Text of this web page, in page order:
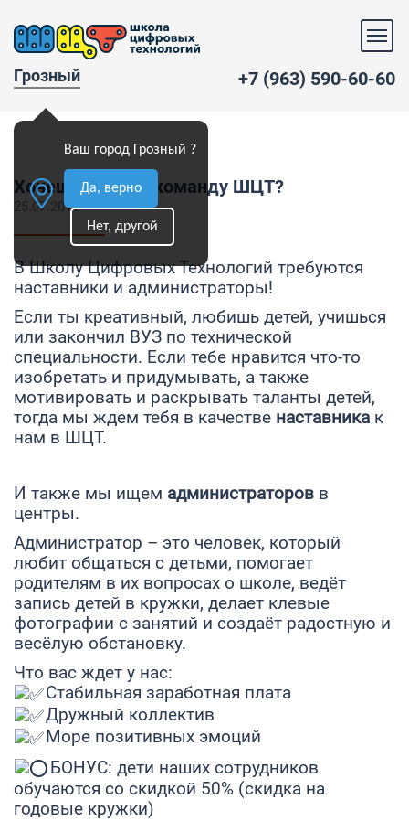
Грозный
Ваш город Грозный ?
Да, верно
Нет, другой
+7 (963) 590-60-60
Хочешь к нам в команду ШЦТ?
25.07.2019
В Школу Цифровых Технологий требуются
наставники и администраторы!
Если ты креативный, любишь детей, учишься
или закончил ВУЗ по технической
специальности. Если тебе нравится что-то
изобретать и придумывать, а также
мотивировать и раскрывать таланты детей,
тогда мы ждем тебя в качестве наставника к
нам в ШЦТ.
И также мы ищем администраторов в
центры.
Администратор – это человек, который
любит общаться с детьми, помогает
родителям в их вопросах о школе, ведёт
запись детей в кружки, делает клевые
фотографии с занятий и создаёт радостную и
весёлую обстановку.
Что вас ждет у нас:
Стабильная заработная плата
Дружный коллектив
Море позитивных эмоций
БОНУС: дети наших сотрудников
обучаются со скидкой 50% (скидка на
годовые кружки)